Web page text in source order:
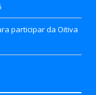
participar da Oitiva